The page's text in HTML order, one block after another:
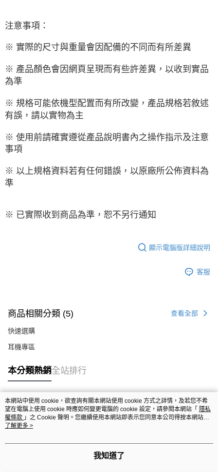
注意事項：
※ 實際的尺寸與重量會因配備的不同而有所差異
※ 產品顏色會因網頁呈現而有些許差異，以收到實品
為準
※ 規格可能依機型配置而有所改變，產品規格若敘述
有誤，請以實物為主
※ 使用前請確實遵從產品說明書內之操作指示及注意
事項
※ 以上規格資料若有任何錯誤，以原廠所公佈資料為
準
※ 已實際收到商品為準，恕不另行通知
顯示電腦版詳細說明
客服
商品相關分類 (5) 查看全部
快速選購
耳機專區
本分類熱銷全站排行
熱門標籤
本網站中使用 cookie，欲查詢有關本網站使用 cookie 方式之詳情，及若您不希
望在電腦上使用 cookie 時應如何變更電腦的 cookie 設定，請參閱本網站「 隱私
權條款 」之 Cookie 聲明。您繼續使用本網站即表示您同意本公司得按本網站使
用條款之 Cookie 聲明使用 cookie。
了解更多 >
我知道了